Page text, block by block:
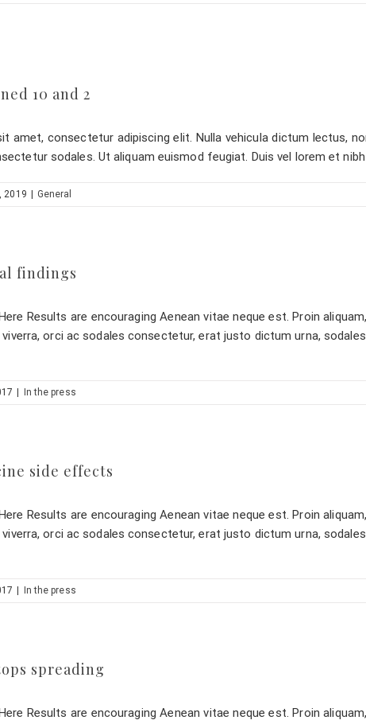
10 and 2
amet, consectetur adipiscing elit. Nulla vehicula dictum lectus,
sodales. Ut aliquam euismod feugiat. Duis vel lorem et
2019 General
findings
Results are encouraging Aenean vitae neque est. Proin
orci ac sodales consectetur, erat justo dictum urna,
In the press
side effects
Results are encouraging Aenean vitae neque est. Proin
orci ac sodales consectetur, erat justo dictum urna,
In the press
spreading
Results are encouraging Aenean vitae neque est. Proin